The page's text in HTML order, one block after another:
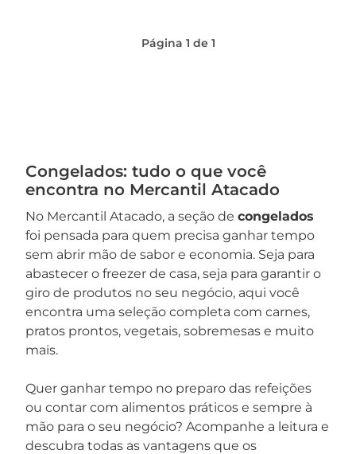
Página 1 de 1
Congelados: tudo o que você
encontra no Mercantil Atacado
No Mercantil Atacado, a seção de congelados
foi pensada para quem precisa ganhar tempo
sem abrir mão de sabor e economia. Seja para
abastecer o freezer de casa, seja para garantir o
giro de produtos no seu negócio, aqui você
encontra uma seleção completa com carnes,
pratos prontos, vegetais, sobremesas e muito
mais.
Quer ganhar tempo no preparo das refeições
ou contar com alimentos práticos e sempre à
mão para o seu negócio? Acompanhe a leitura e
descubra todas as vantagens que os